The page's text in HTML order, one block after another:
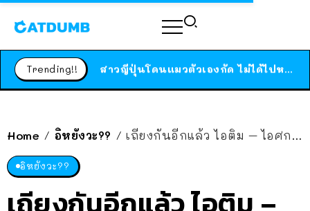
Trending!! ได้เวลาเด็กหนวดรวมตัว RF Online Next เปิดให้เล่นแล้ว เกม Sci-Fi MMORPG ระดับตำนาน เล่นได้ทั้งมือถือและ PC
Home / อิหยังวะ?? / เถียงกันอีกแล้ว ไอติม – ไอศกรีม อันเดียวกันไหม หลายคนบอก “ไม่ใช่” อันหนึ่ง ผสมน้ำ อีกอัน ผสมนม ซะงั้น
อิหยังวะ??